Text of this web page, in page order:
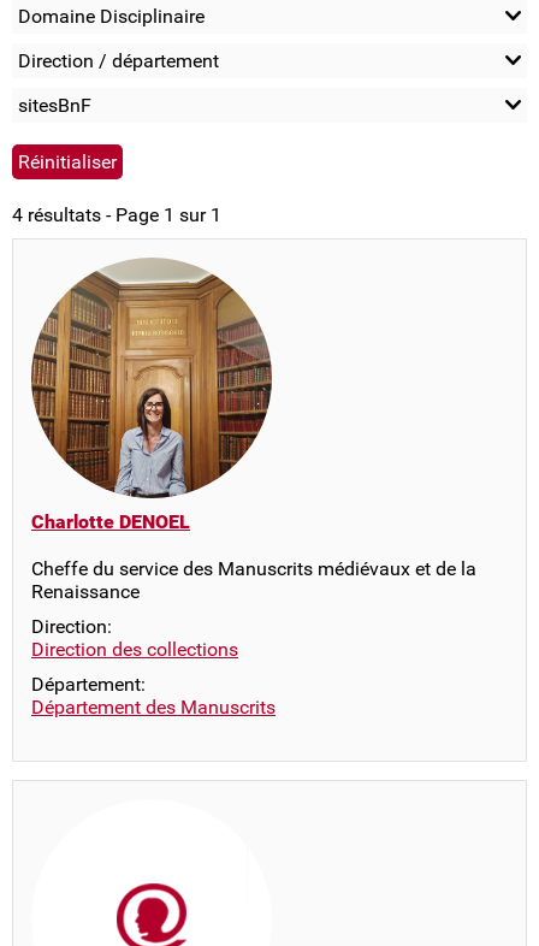
Domaine Disciplinaire
Direction / département
sitesBnF
4 résultats - Page 1 sur 1
Charlotte DENOEL
Cheffe du service des Manuscrits médiévaux et de la
Renaissance
Direction:
Direction des collections
Département:
Département des Manuscrits